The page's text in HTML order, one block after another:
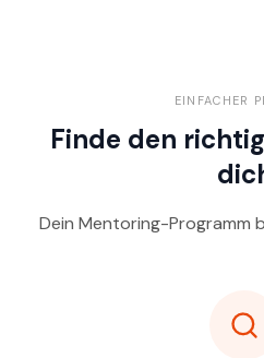
EINFACHER
Finde den
Dein Mentoring-Programm